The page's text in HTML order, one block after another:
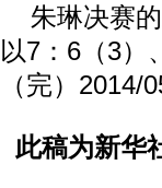
朱琳决赛的
以7：6（3）
（完）2014/
此稿为新华